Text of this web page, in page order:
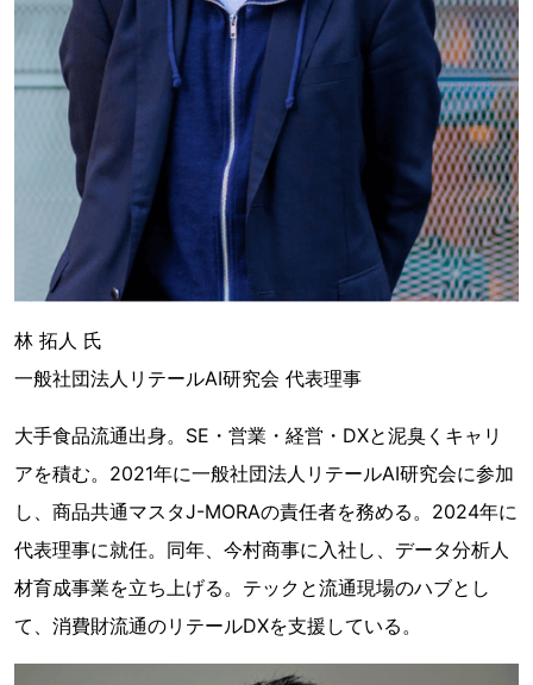
林 拓人 氏
一般社団法人リテールAI研究会 代表理事
大手食品流通出身。SE・営業・経営・DXと泥臭くキャリ
アを積む。⁠2021年に一般社団法人リテールAI研究会に参加
し、商品共通マスタJ-MORAの責任者を務める。2024年に
代表理事に就任。同年、今村商事に入社し、データ分析人
材育成事業を立ち上げる。テックと流通現場のハブとし
て、消費財流通のリテールDXを支援している。